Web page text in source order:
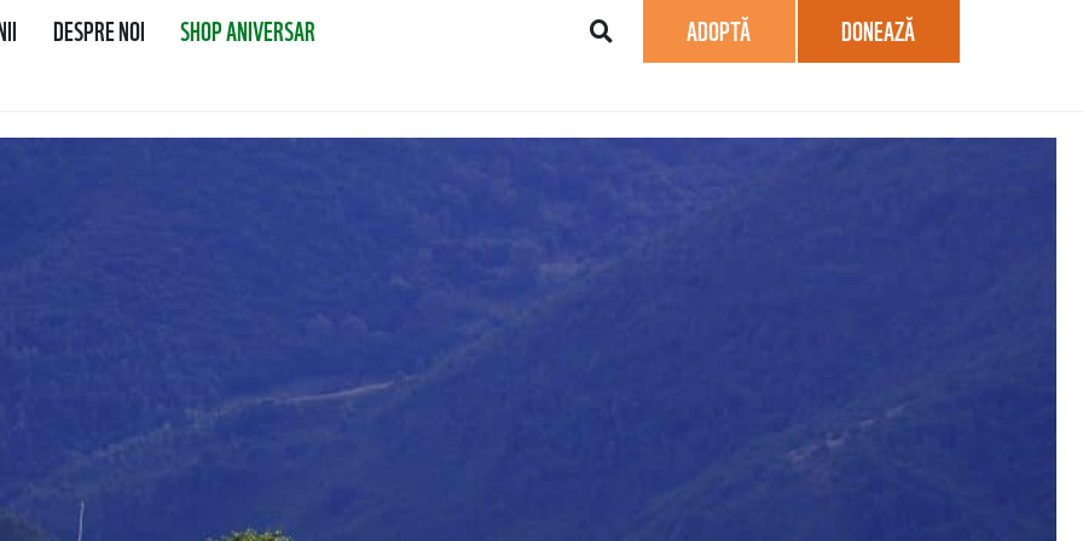
DESPRE NOI SHOP ANIVERSAR ADOPTĂ DONEAZĂ